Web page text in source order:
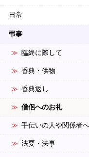
日常
弔事
臨終に際して
香典・供物
香典返し
僧侶へのお礼
手伝いの人や関係者
法要・法事